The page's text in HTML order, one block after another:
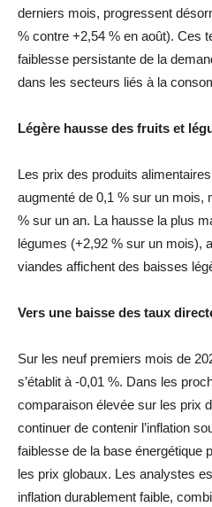
derniers mois, progressent
% contre +2,54 % en août). Ces
faiblesse persistante de la
dans les secteurs liés à la
Légère hausse des fruits et
Les prix des produits
augmenté de 0,1 % sur un mois,
% sur un an. La hausse la plus
légumes (+2,92 % sur un mois),
viandes affichent des baisses
Vers une baisse des taux
Sur les neuf premiers mois de
s’établit à -0,01 %. Dans les
comparaison élevée sur les prix
continuer de contenir l’inflation
faiblesse de la base énergétique
les prix globaux. Les analystes
inflation durablement faible,